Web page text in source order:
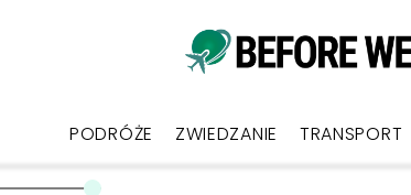
PODRÓŻE ZWIEDZANIE TRANSPORT